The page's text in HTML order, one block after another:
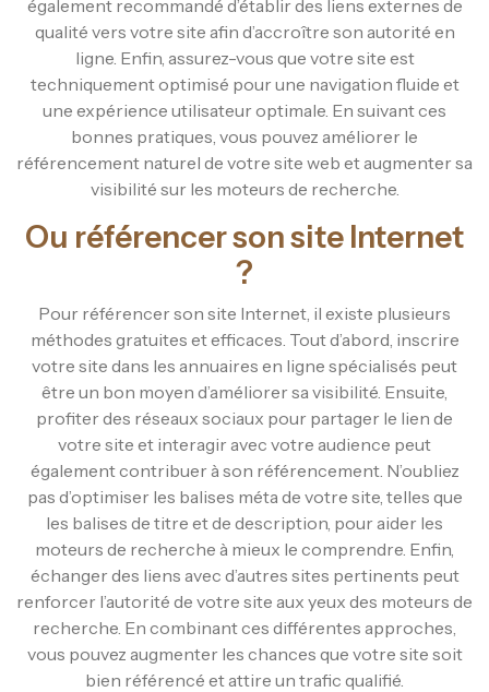
également recommandé d’établir des liens externes de
qualité vers votre site afin d’accroître son autorité en
ligne. Enfin, assurez-vous que votre site est
techniquement optimisé pour une navigation fluide et
une expérience utilisateur optimale. En suivant ces
bonnes pratiques, vous pouvez améliorer le
référencement naturel de votre site web et augmenter sa
visibilité sur les moteurs de recherche.
Ou référencer son site Internet
?
Pour référencer son site Internet, il existe plusieurs
méthodes gratuites et efficaces. Tout d’abord, inscrire
votre site dans les annuaires en ligne spécialisés peut
être un bon moyen d’améliorer sa visibilité. Ensuite,
profiter des réseaux sociaux pour partager le lien de
votre site et interagir avec votre audience peut
également contribuer à son référencement. N’oubliez
pas d’optimiser les balises méta de votre site, telles que
les balises de titre et de description, pour aider les
moteurs de recherche à mieux le comprendre. Enfin,
échanger des liens avec d’autres sites pertinents peut
renforcer l’autorité de votre site aux yeux des moteurs de
recherche. En combinant ces différentes approches,
vous pouvez augmenter les chances que votre site soit
bien référencé et attire un trafic qualifié.